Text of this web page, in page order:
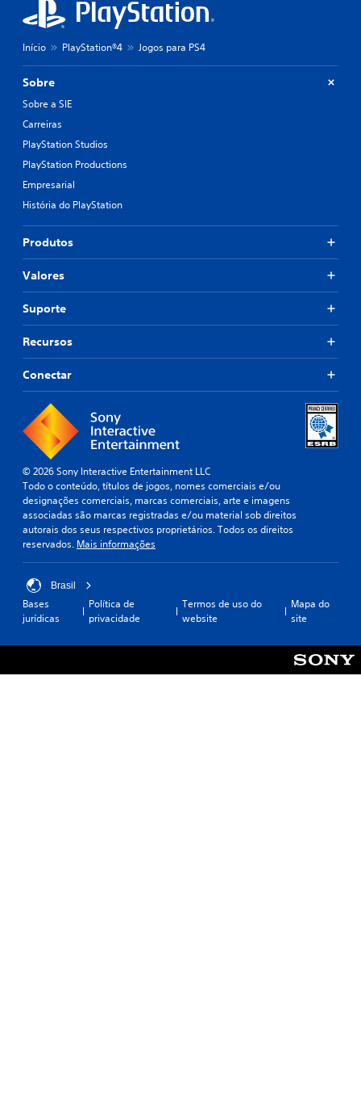
Início PlayStation®4 Jogos para PS4
Sobre
Sobre a SIE
Carreiras
PlayStation Studios
PlayStation Productions
Empresarial
História do PlayStation
Produtos
Valores
Suporte
Recursos
Conectar
© 2026 Sony Interactive Entertainment LLC
Todo o conteúdo, títulos de jogos, nomes comerciais e/ou
designações comerciais, marcas comerciais, arte e imagens
associadas são marcas registradas e/ou material sob direitos
autorais dos seus respectivos proprietários. Todos os direitos
reservados. Mais informações
Brasil
Bases
jurídicas
Política de
privacidade
Termos de uso do
website
Mapa do
site